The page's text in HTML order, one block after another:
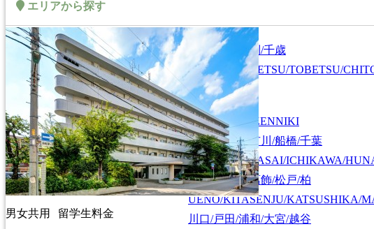
エリアから探す
北海道/札幌
HOKKAIDO/SAPPORO
札幌/江別/当別/千歳
SAPPORO/EBETSU/TOBETSU/
首都圏全域
SHUTOKEN ZENNIKI
江戸川/葛西/市川/船橋/千葉
EDOGAWA/KASAI/ICHIKAWA/
上野/北千住/葛飾/松戸/柏
UENO/KITASENJU/KATSUSHIKA/
川口/戸田/浦和/大宮/越谷
男女共用 留学生料金